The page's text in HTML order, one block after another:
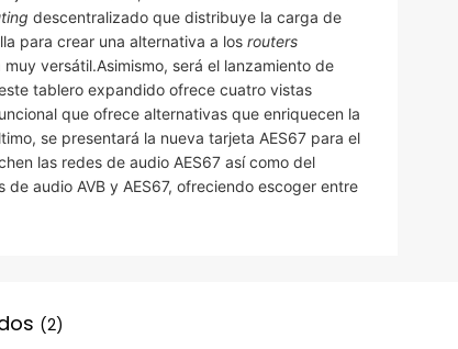
descentralizado que distribuye la carga de
para crear una alternativa a los routers
versátil.Asimismo, será el lanzamiento de
tablero expandido ofrece cuatro vistas
que ofrece alternativas que enriquecen la
se presentará la nueva tarjeta AES67 para el
las redes de audio AES67 así como del
audio AVB y AES67, ofreciendo escoger entre
(2)